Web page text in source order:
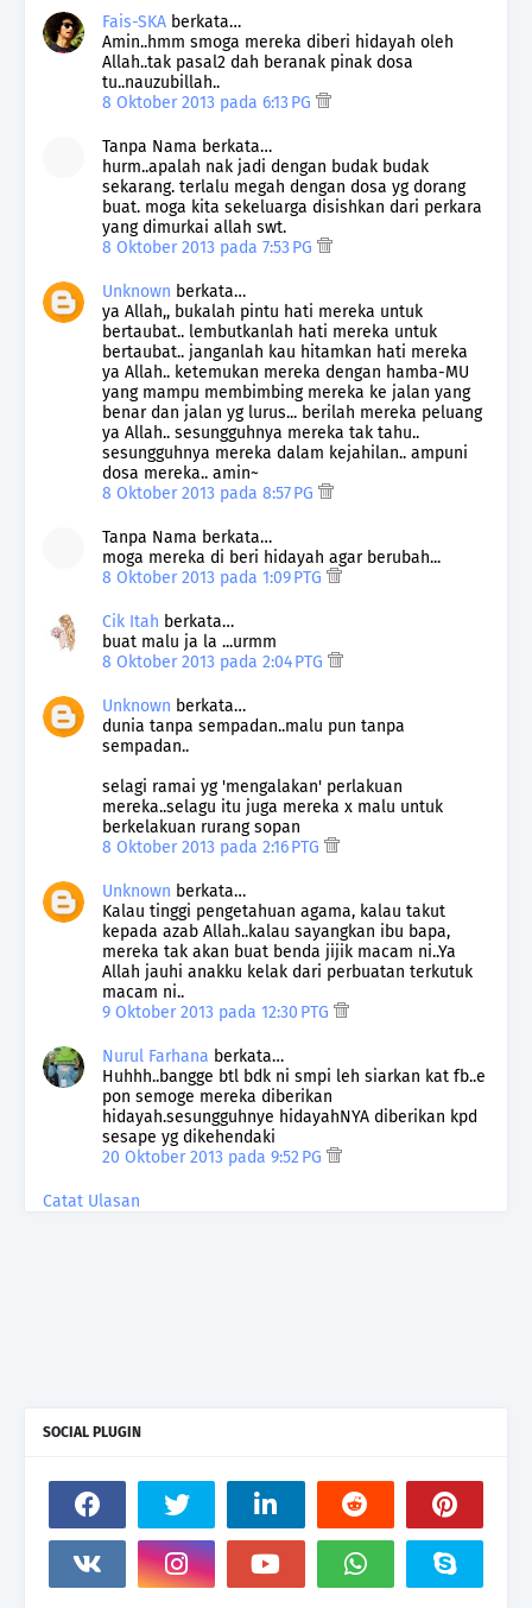
Fais-SKA berkata…
Amin..hmm smoga mereka diberi hidayah oleh
Allah..tak pasal2 dah beranak pinak dosa
tu..nauzubillah..
8 Oktober 2013 pada 6:13 PG
Tanpa Nama berkata…
hurm..apalah nak jadi dengan budak budak
sekarang. terlalu megah dengan dosa yg dorang
buat. moga kita sekeluarga disishkan dari perkara
yang dimurkai allah swt.
8 Oktober 2013 pada 7:53 PG
Unknown berkata…
ya Allah,, bukalah pintu hati mereka untuk
bertaubat.. lembutkanlah hati mereka untuk
bertaubat.. janganlah kau hitamkan hati mereka
ya Allah.. ketemukan mereka dengan hamba-MU
yang mampu membimbing mereka ke jalan yang
benar dan jalan yg lurus... berilah mereka peluang
ya Allah.. sesungguhnya mereka tak tahu..
sesungguhnya mereka dalam kejahilan.. ampuni
dosa mereka.. amin~
8 Oktober 2013 pada 8:57 PG
Tanpa Nama berkata…
moga mereka di beri hidayah agar berubah...
8 Oktober 2013 pada 1:09 PTG
Cik Itah berkata…
buat malu ja la ...urmm
8 Oktober 2013 pada 2:04 PTG
Unknown berkata…
dunia tanpa sempadan..malu pun tanpa
sempadan..
selagi ramai yg 'mengalakan' perlakuan
mereka..selagu itu juga mereka x malu untuk
berkelakuan rurang sopan
8 Oktober 2013 pada 2:16 PTG
Unknown berkata…
Kalau tinggi pengetahuan agama, kalau takut
kepada azab Allah..kalau sayangkan ibu bapa,
mereka tak akan buat benda jijik macam ni..Ya
Allah jauhi anakku kelak dari perbuatan terkutuk
macam ni..
9 Oktober 2013 pada 12:30 PTG
Nurul Farhana berkata…
Huhhh..bangge btl bdk ni smpi leh siarkan kat fb..e
pon semoge mereka diberikan
hidayah.sesungguhnye hidayahNYA diberikan kpd
sesape yg dikehendaki
20 Oktober 2013 pada 9:52 PG
Catat Ulasan
SOCIAL PLUGIN